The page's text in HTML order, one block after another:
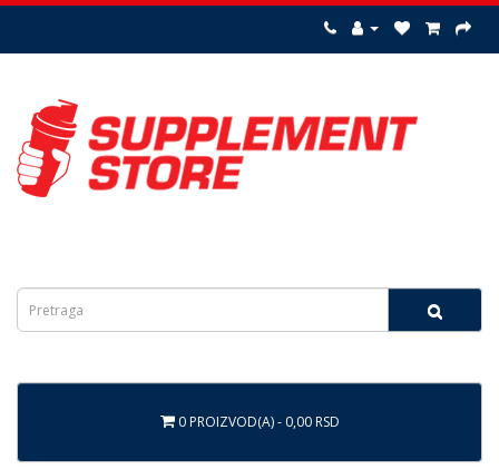
0 PROIZVOD(A) - 0,00 RSD